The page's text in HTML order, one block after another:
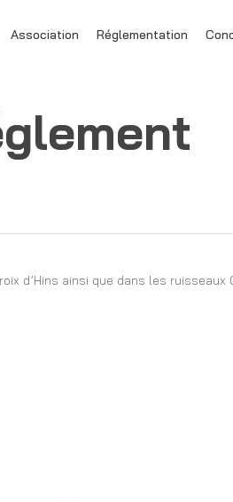
Association Réglementation
d’Hins ainsi que dans les